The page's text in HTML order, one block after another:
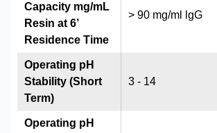
> 90 mg/ml lgG
3 - 14
Capacity mg/mL
Resin at 6’
Residence Time
Operating pH
Stability (Short
Term)
Operating pH